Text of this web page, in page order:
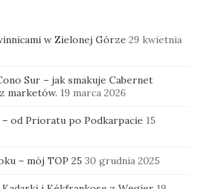
w Zielonej Górze 29 kwietnia
Sur – jak smakuje Cabernet
marketów. 19 marca 2026
od Prioratu po Podkarpacie 15
– mój TOP 25 30 grudnia 2025